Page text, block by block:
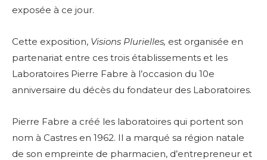
exposée à ce jour.
Cette exposition, Visions Plurielles, est organisée en
partenariat entre ces trois établissements et les
Laboratoires Pierre Fabre à l’occasion du 10e
anniversaire du décès du fondateur des Laboratoires.
Pierre Fabre a créé les laboratoires qui portent son
nom à Castres en 1962. Il a marqué sa région natale
de son empreinte de pharmacien, d’entrepreneur et